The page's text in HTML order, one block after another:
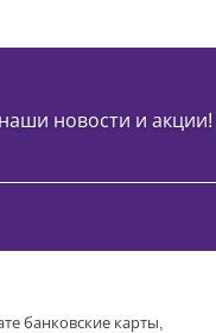
новости и акции!
банковские карты,